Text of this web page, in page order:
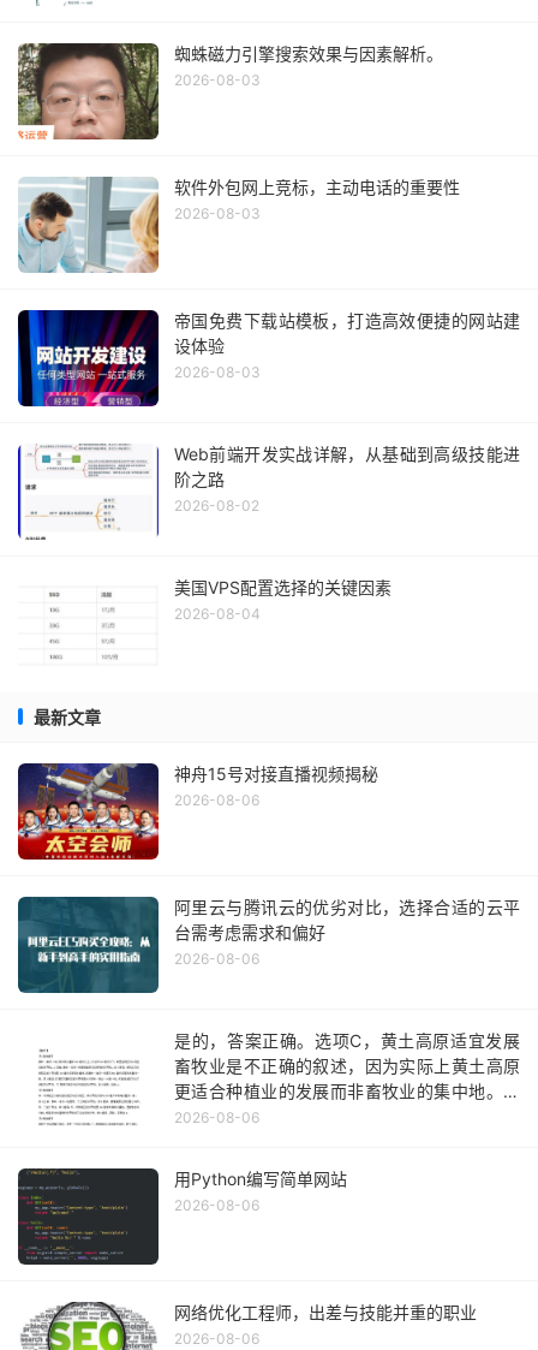
蜘蛛磁力引擎搜索效果与因素解析。
2026-08-03
软件外包网上竞标，主动电话的重要性
2026-08-03
帝国免费下载站模板，打造高效便捷的网站建
设体验
2026-08-03
Web前端开发实战详解，从基础到高级技能进
阶之路
2026-08-02
美国VPS配置选择的关键因素
2026-08-04
最新文章
神舟15号对接直播视频揭秘
2026-08-06
阿里云与腾讯云的优劣对比，选择合适的云平
台需考虑需求和偏好
2026-08-06
是的，答案正确。选项C，黄土高原适宜发展
畜牧业是不正确的叙述，因为实际上黄土高原
更适合种植业的发展而非畜牧业的集中地。其
他三个选项都是对北方地区农业发展情况的准
答案为不正确的陈述是选项C没有问题。
2026-08-06
用Python编写简单网站
2026-08-06
网络优化工程师，出差与技能并重的职业
2026-08-06